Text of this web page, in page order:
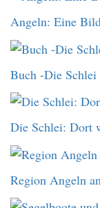
Angeln: Eine
Buch -Die
Die Schlei: Dort
Region Angeln